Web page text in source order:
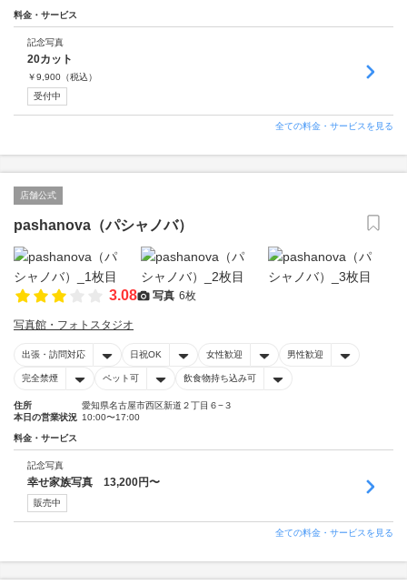
料金・サービス
記念写真
20カット
￥9,900 （税込）
受付中
全ての料金・サービスを見る
店舗公式
pashanova（パシャノバ）
3.08 写真 6枚
写真館・フォトスタジオ
出張・訪問対応 日祝OK 女性歓迎 男性歓迎
完全禁煙 ペット可 飲食物持ち込み可
住所
愛知県名古屋市西区新道２丁目６−３
本日の営業状況 10:00〜17:00
料金・サービス
記念写真
幸せ家族写真 13,200円〜
販売中
全ての料金・サービスを見る